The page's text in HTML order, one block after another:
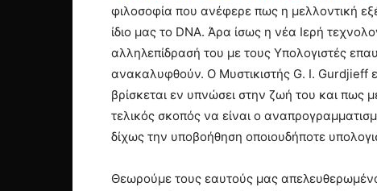
φιλοσοφία που ανέφερε πως η μελλοντική
ίδιο μας το DNA. Άρα ίσως η νέα Ιερή
αλληλεπίδρασή του με τους Υπολογιστές
ανακαλυφθούν. Ο Μυστικιστής G. I. Gurdjieff
βρίσκεται εν υπνώσει στην ζωή του και πως
τελικός σκοπός να είναι ο
δίχως την υποβοήθηση οποιουδήποτε
Θεωρούμε τους εαυτούς μας